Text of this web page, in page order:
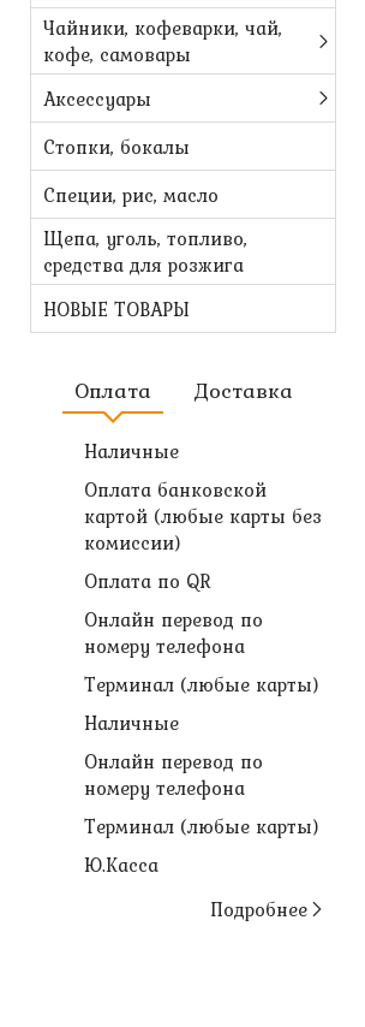
Чайники, кофеварки, чай,
кофе, самовары
Аксессуары
Стопки, бокалы
Специи, рис, масло
Щепа, уголь, топливо,
средства для розжига
НОВЫЕ ТОВАРЫ
Оплата Доставка
Наличные
Оплата банковской
картой (любые карты без
комиссии)
Оплата по QR
Онлайн перевод по
номеру телефона
Терминал (любые карты)
Наличные
Онлайн перевод по
номеру телефона
Терминал (любые карты)
Ю.Касса
Подробнее